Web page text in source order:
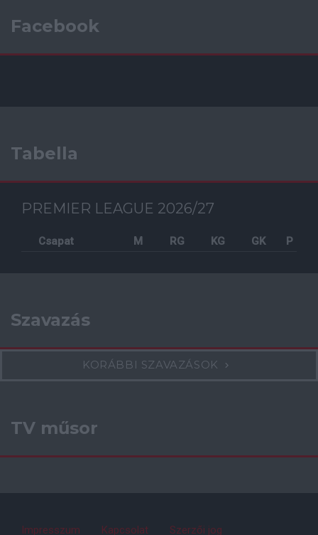
Facebook
Tabella
PREMIER LEAGUE 2026/27
Csapat M RG KG GK P
Szavazás
KORÁBBI SZAVAZÁSOK
TV műsor
Impresszum Kapcsolat Szerzői jog